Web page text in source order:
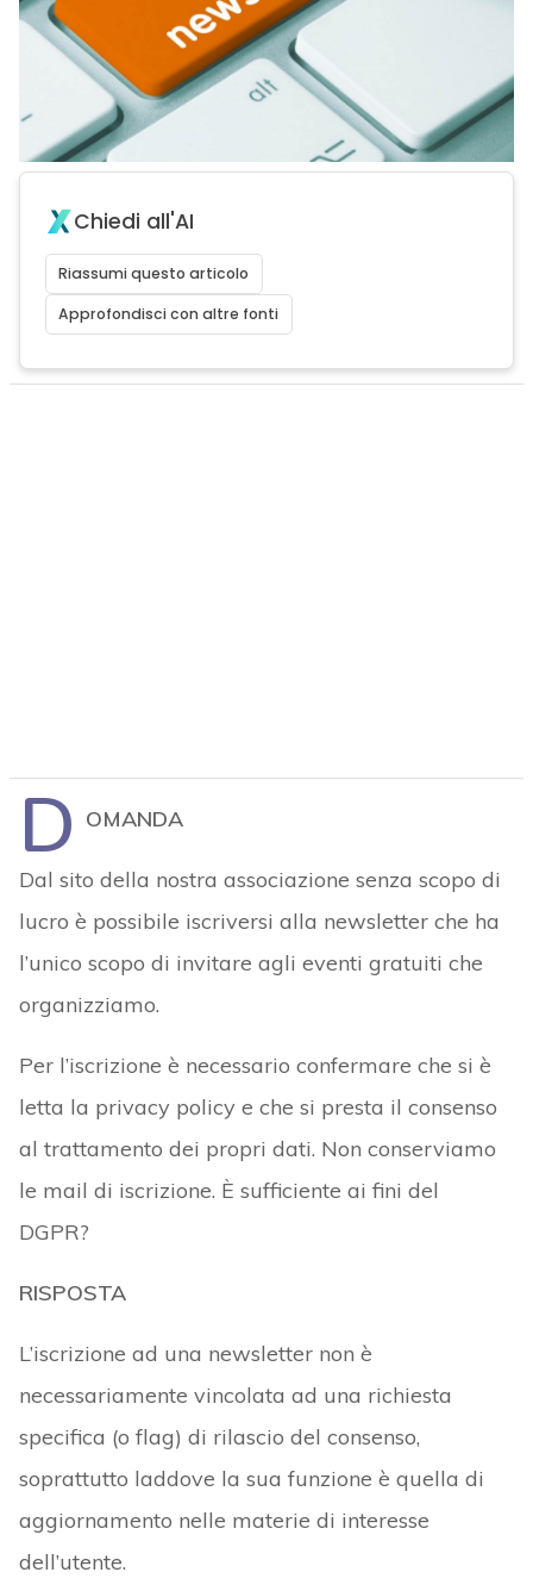
Chiedi all'AI
Riassumi questo articolo
Approfondisci con altre fonti
D OMANDA
Dal sito della nostra associazione senza scopo di
lucro è possibile iscriversi alla newsletter che ha
l’unico scopo di invitare agli eventi gratuiti che
organizziamo.
Per l’iscrizione è necessario confermare che si è
letta la privacy policy e che si presta il consenso
al trattamento dei propri dati. Non conserviamo
le mail di iscrizione. È sufficiente ai fini del
DGPR?
RISPOSTA
L’iscrizione ad una newsletter non è
necessariamente vincolata ad una richiesta
specifica (o flag) di rilascio del consenso,
soprattutto laddove la sua funzione è quella di
aggiornamento nelle materie di interesse
dell’utente.